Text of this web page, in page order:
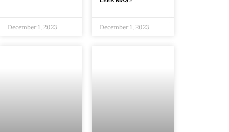
December 1, 2023 December 1, 2023